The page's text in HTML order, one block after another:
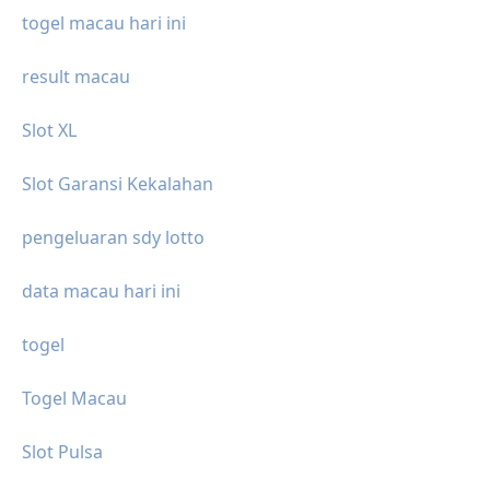
togel macau hari ini
result macau
Slot XL
Slot Garansi Kekalahan
pengeluaran sdy lotto
data macau hari ini
togel
Togel Macau
Slot Pulsa